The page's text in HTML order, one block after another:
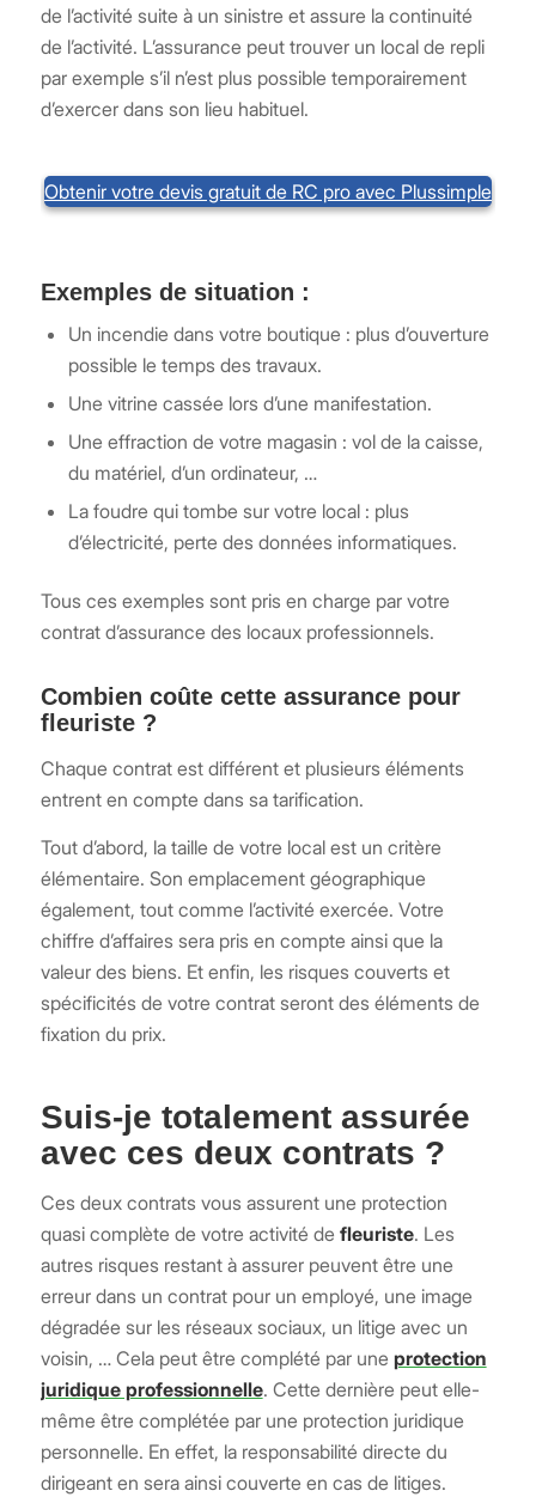
de l’activité suite à un sinistre et assure la continuité
de l’activité. L’assurance peut trouver un local de repli
par exemple s’il n’est plus possible temporairement
d’exercer dans son lieu habituel.
Obtenir votre devis gratuit de RC pro avec Plussimple
Exemples de situation :
Un incendie dans votre boutique : plus d’ouverture
possible le temps des travaux.
Une vitrine cassée lors d’une manifestation.
Une effraction de votre magasin : vol de la caisse,
du matériel, d’un ordinateur, …
La foudre qui tombe sur votre local : plus
d’électricité, perte des données informatiques.
Tous ces exemples sont pris en charge par votre
contrat d’assurance des locaux professionnels.
Combien coûte cette assurance pour
fleuriste ?
Chaque contrat est différent et plusieurs éléments
entrent en compte dans sa tarification.
Tout d’abord, la taille de votre local est un critère
élémentaire. Son emplacement géographique
également, tout comme l’activité exercée. Votre
chiffre d’affaires sera pris en compte ainsi que la
valeur des biens. Et enfin, les risques couverts et
spécificités de votre contrat seront des éléments de
fixation du prix.
Suis-je totalement assurée
avec ces deux contrats ?
Ces deux contrats vous assurent une protection
quasi complète de votre activité de fleuriste. Les
autres risques restant à assurer peuvent être une
erreur dans un contrat pour un employé, une image
dégradée sur les réseaux sociaux, un litige avec un
voisin, … Cela peut être complété par une protection
juridique professionnelle. Cette dernière peut elle-
même être complétée par une protection juridique
personnelle. En effet, la responsabilité directe du
dirigeant en sera ainsi couverte en cas de litiges.